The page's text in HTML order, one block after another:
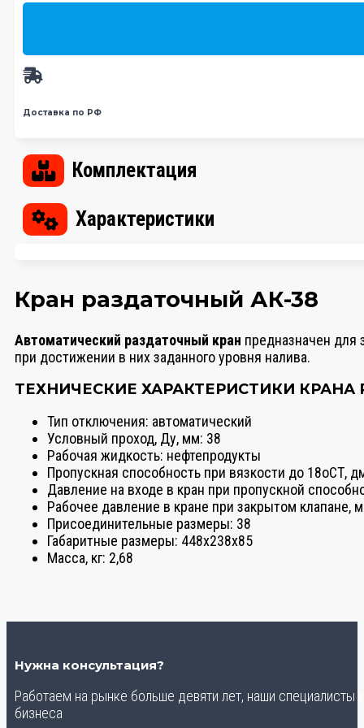
Доставка по РФ
Комплектация
Характеристики
Кран раздаточный АК-38
Автоматический раздаточный кран предназначен для
при достижении в них заданного уровня налива.
ТЕХНИЧЕСКИЕ ХАРАКТЕРИСТИКИ КРАНА
Тип отключения: автоматический
Условный проход, Ду, мм: 38
Рабочая жидкость: нефтепродукты
Пропускная способность при вязкости до 18оСТ,
Давление на входе в кран при пропускной
Рабочее давление в кране при закрытом клапане,
Присоединительные размеры: 38
Габаритные размеры: 448х238х85
Масса, кг: 2,68
Нужна консультация?
Работаем на рынке больше девяти лет, наши
бизнеса